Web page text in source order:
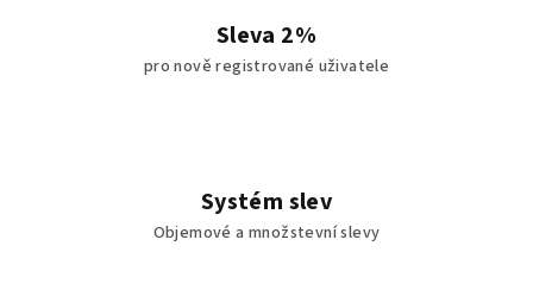
Sleva 2%
pro nově registrované uživatele
Systém slev
Objemové a množstevní slevy